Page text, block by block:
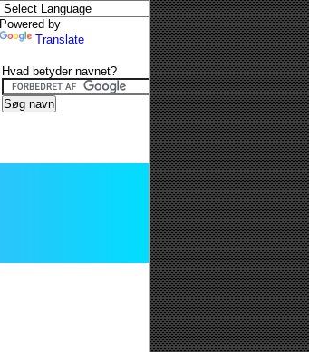
Powered by
Translate
Hvad betyder navnet?